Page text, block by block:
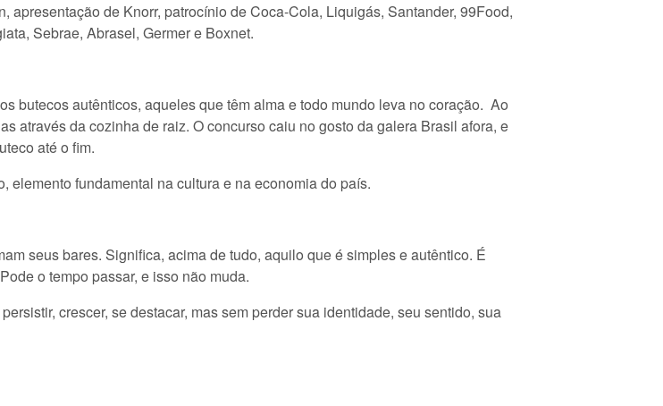
apresentação de Knorr, patrocínio de Coca-Cola, Liquigás, Santander, 99Food,
Sebrae, Abrasel, Germer e Boxnet.
butecos autênticos, aqueles que têm alma e todo mundo leva no coração. Ao
através da cozinha de raiz. O concurso caiu no gosto da galera Brasil afora, e
até o fim.
fundamental na cultura e na economia do país.
seus bares. Significa, acima de tudo, aquilo que é simples e autêntico. É
o tempo passar, e isso não muda.
crescer, se destacar, mas sem perder sua identidade, seu sentido, sua